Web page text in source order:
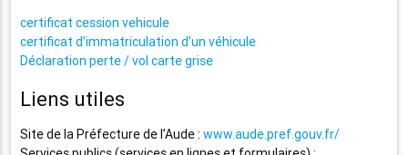
certificat cession vehicule
certificat d’immatriculation d’un véhicule
Déclaration perte / vol carte grise
Liens utiles
Site de la Préfecture de l’Aude :www.aude.pref.gouv.fr/